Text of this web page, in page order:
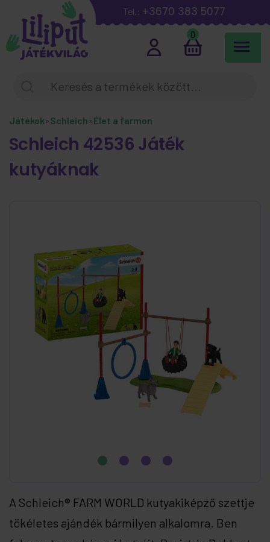
Tel.: +3670 383 5077
0
Játékok»Schleich»Élet a farmon
Schleich 42536 Játék
kutyáknak
A Schleich® FARM WORLD kutyakiképző szettje
tökéletes ajándék bármilyen alkalomra. Ben